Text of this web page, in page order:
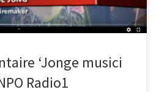
‘Jonge musici
Radio1